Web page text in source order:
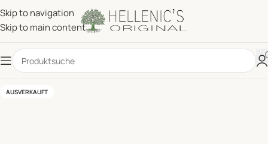
Skip to navigation
Skip to main content
AUSVERKAUFT